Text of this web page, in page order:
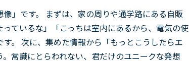
」です。 まずは、家の周りや通学路にある自販
ているな」「こっちは室内にあるから、電気の使
。 次に、集めた情報から「もっとこうしたらエ
常識にとらわれない、君だけのユニークな発想